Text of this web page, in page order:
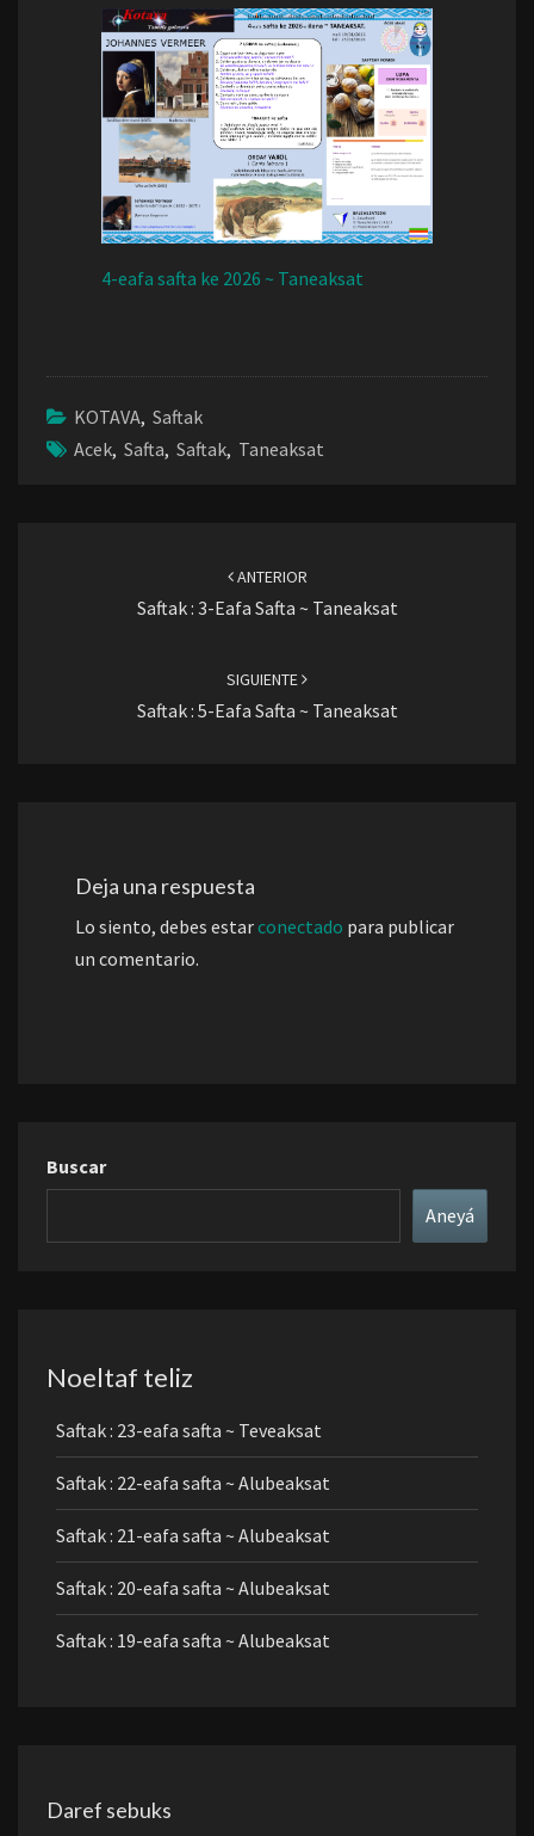
4-eafa safta ke 2026 ~ Taneaksat
KOTAVA, Saftak
Acek, Safta, Saftak, Taneaksat
ANTERIOR
Saftak : 3-Eafa Safta ~ Taneaksat
SIGUIENTE
Saftak : 5-Eafa Safta ~ Taneaksat
Deja una respuesta
Lo siento, debes estarconectado para publicar
un comentario.
Buscar
Aneyá
Noeltaf teliz
Saftak : 23-eafa safta ~ Teveaksat
Saftak : 22-eafa safta ~ Alubeaksat
Saftak : 21-eafa safta ~ Alubeaksat
Saftak : 20-eafa safta ~ Alubeaksat
Saftak : 19-eafa safta ~ Alubeaksat
Daref sebuks